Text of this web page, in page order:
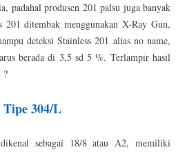
padahal produsen 201 palsu juga banyak
201 ditembak menggunakan X-Ray Gun,
deteksi Stainless 201 alias no name,
berada di 3,5 sd 5 %. Terlampir hasil
?
Tipe 304/L
sebagai 18/8 atau A2, memiliki